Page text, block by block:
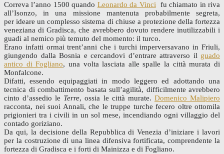
Correva l’anno 1500 quando Leonardo da Vincifu chiamato in riva
all’Isonzo, in una missione mantenuta probabilmente segreta,
per ideare un complesso sistema di chiuse a protezione della fortezza
veneziana di Gradisca, che avrebbero dovuto rendere inutilizzabili i
guadi al nemico più temuto del momento: il turco.
Erano infatti ormai trent’anni che i turchi imperversavano in Friuli,
giungendo dalla Bosnia e cercandovi d’entrare attraverso il guado
antico di Fogliano, una volta lasciata alle spalle la città murata di
Monfalcone.
Difatti, essendo equipaggiati in modo leggero ed adottando una
tecnica di combattimento basata sull’agilità, difficilmente avrebbero
cinto d’assedio le Terre, ossia le città murate. Domenico Malipiero
racconta, nei suoi Annali, che le truppe turche fecero oltre ottomila
prigionieri tra i civili in un sol mese, incendiando ogni villaggio del
contado goriziano.
Da qui, la decisione della Repubblica di Venezia d’iniziare i lavori
per la costruzione di una linea difensiva fortificata, comprendente la
fortezza di Gradisca e i forti di Mainizza e di Fogliano.